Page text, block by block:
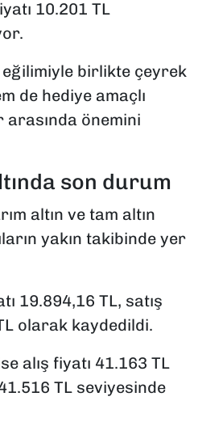
10.201 TL
birlikte çeyrek
de hediye amaçlı
önemini
son durum
altın ve tam altın
yakın takibinde yer
19.894,16 TL, satış
olarak kaydedildi.
alış fiyatı 41.163 TL
TL seviyesinde